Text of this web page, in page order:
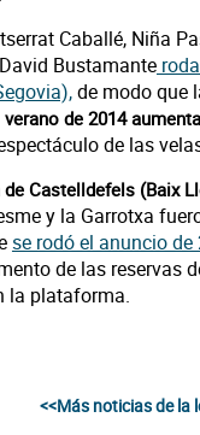
Caballé, Niña
Bustamante
de modo que
verano de 2014
de las
de Castelldefels (Baix
y la Garrotxa
se rodó el anuncio de
de las reservas
la plataforma.
<<Más noticias de la